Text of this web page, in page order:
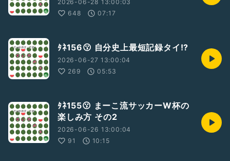
2026-06-28 13:00:03
648
07:17
ﾀﾈ156😗 自分史上最短記録タイ!?
2026-06-27 13:00:04
269
05:53
ﾀﾈ155😗 まーこ流サッカーW杯の
楽しみ方 その2
2026-06-26 13:00:04
91
10:15